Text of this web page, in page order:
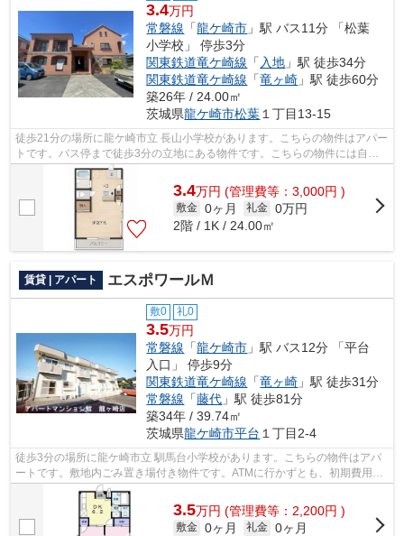
3.4万円
常磐線 「龍ケ崎市 」駅 バス11分 「松葉
小学校」 停歩3分
関東鉄道竜ケ崎線 「 入地 」駅 徒歩34分
関東鉄道竜ケ崎線 「竜ヶ崎 」駅 徒歩60分
築26年 / 24.00㎡
茨城県龍ケ崎市松葉１丁目13-15
徒歩21分の場所に龍ケ崎市立 長山小学校があります。こちらの物件はアパー
トです。バス停まで徒歩3分の立地にある物件です。こちらの物件には自走
式駐車場があります。メールアドレスr...
3.4万円 (管理費等：3,000円 )
敷金 0ヶ月 礼金 0万円
2階 / 1K / 24.00㎡
賃貸 | アパート エスポワールＭ
敷0 礼0
3.5万円
常磐線 「龍ケ崎市 」駅 バス12分 「平台
入口」 停歩9分
関東鉄道竜ケ崎線 「竜ヶ崎 」駅 徒歩31分
常磐線 「藤代 」駅 徒歩81分
築34年 / 39.74㎡
茨城県龍ケ崎市平台 １丁目2-4
徒歩3分の場所に龍ケ崎市立 馴馬台小学校があります。こちらの物件はアパ
ートです。敷地内ごみ置き場付き物件です。ATMに行かずとも、初期費用や
家賃をカードで決済できます。龍ケ崎市...
3.5万円 (管理費等：2,200円 )
敷金 0ヶ月 礼金 0ヶ月